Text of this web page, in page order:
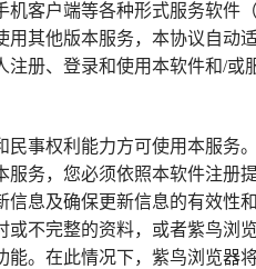
机客户端等各种形式服务软件
其他版本服务，本协议自动
册、登录和使用本软件和/
事权利能力方可使用本服务。
服务，您必须依照本软件注册
息及确保更新信息的有效性和
或不完整的资料，或者紫鸟浏
。在此情况下，紫鸟浏览器